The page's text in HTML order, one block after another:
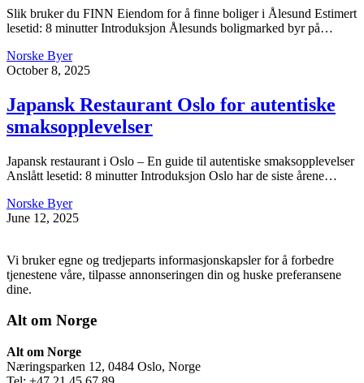
Slik bruker du FINN Eiendom for å finne boliger i Ålesund Estimert
lesetid: 8 minutter Introduksjon Ålesunds boligmarked byr på…
Norske Byer
October 8, 2025
Japansk Restaurant Oslo for autentiske
smaksopplevelser
Japansk restaurant i Oslo – En guide til autentiske smaksopplevelser
Anslått lesetid: 8 minutter Introduksjon Oslo har de siste årene…
Norske Byer
June 12, 2025
Vi bruker egne og tredjeparts informasjonskapsler for å forbedre
tjenestene våre, tilpasse annonseringen din og huske preferansene
dine.
Alt om Norge
Alt om Norge
Næringsparken 12, 0484 Oslo, Norge